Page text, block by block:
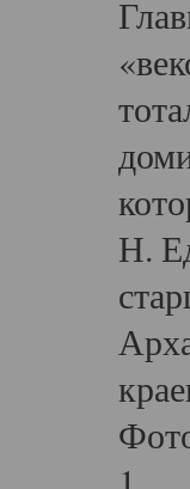
Н.